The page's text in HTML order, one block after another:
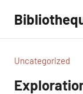
contenu
Uncategorized